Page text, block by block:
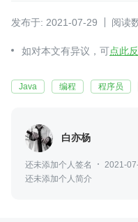
发布于: 2021-07-29 阅读
如对本文有异议，可点此
Java 编程 程序员
白亦杨
还未添加个人签名
2021-
还未添加个人简介